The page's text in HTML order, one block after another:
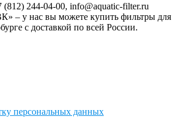
(812) 244-04-00, info@aquatic-filter.ru
– у нас вы можете купить фильтры для
с доставкой по всей России.
персональных данных